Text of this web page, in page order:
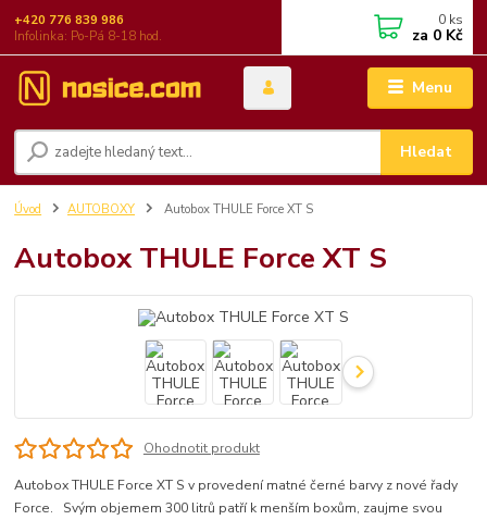
Menu
Hledat
+420 776 839 986
Infolinka: Po-Pá 8-18 hod.
0 ks
za 0 Kč
Úvod AUTOBOXY Autobox THULE Force XT S
Autobox THULE Force XT S
Ohodnotit produkt
Autobox THULE Force XT S v provedení matné černé barvy z nové řady
Force. Svým objemem 300 litrů patří k menším boxům, zaujme svou